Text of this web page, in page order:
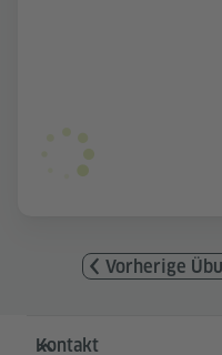
Vorherige
Service- und
Kontakt